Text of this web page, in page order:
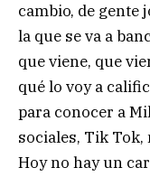
cambio, de gente
la que se va a
que viene, que
qué lo voy a
para conocer a
sociales, Tik Tok,
Hoy no hay un